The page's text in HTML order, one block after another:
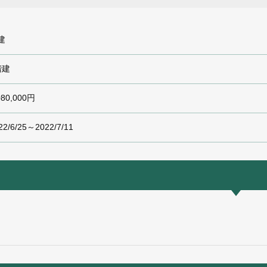
円
6/25～2022/7/11